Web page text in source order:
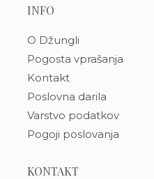
INFO
O Džungli
Pogosta vprašanja
Kontakt
Poslovna darila
Varstvo podatkov
Pogoji poslovanja
KONTAKT